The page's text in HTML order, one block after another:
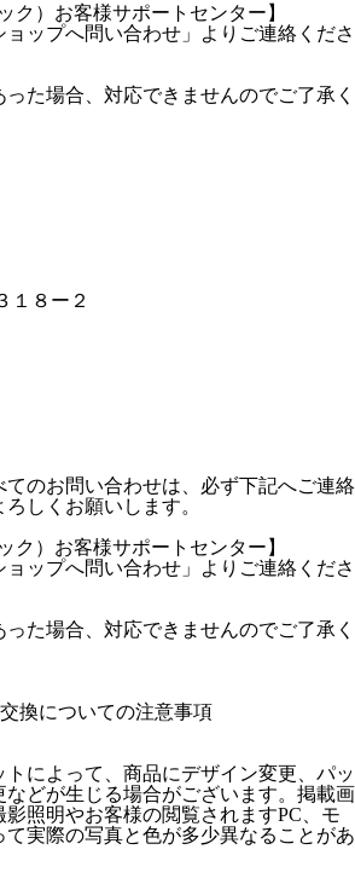
ク）お客様サポートセンター】
ップへ問い合わせ」よりご連絡くださ
った場合、対応できませんのでご了承く
１８ー２
のお問い合わせは、必ず下記へご連絡
しくお願いします。
ク）お客様サポートセンター】
ップへ問い合わせ」よりご連絡くださ
った場合、対応できませんのでご了承く
換についての注意事項
トによって、商品にデザイン変更、パッ
どが生じる場合がございます。掲載画
照明やお客様の閲覧されますPC、モ
実際の写真と色が多少異なることがあ